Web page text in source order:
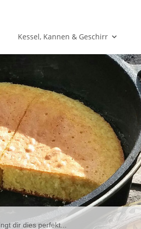
Kessel, Kannen & Geschirr
dir dies perfekt...